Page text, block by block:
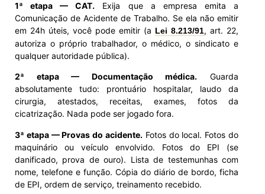
1ª etapa — CAT. Exija que a empresa emita a
Comunicação de Acidente de Trabalho. Se ela não emitir
em 24h úteis, você pode emitir (a Lei 8.213/91, art. 22,
autoriza o próprio trabalhador, o médico, o sindicato e
qualquer autoridade pública).
2ª etapa — Documentação médica. Guarda
absolutamente tudo: prontuário hospitalar, laudo da
cirurgia, atestados, receitas, exames, fotos da
cicatrização. Nada pode ser jogado fora.
3ª etapa — Provas do acidente. Fotos do local. Fotos do
maquinário ou veículo envolvido. Fotos do EPI (se
danificado, prova de ouro). Lista de testemunhas com
nome, telefone e função. Cópia do diário de bordo, ficha
de EPI, ordem de serviço, treinamento recebido.